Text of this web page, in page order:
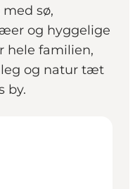
sø,
og hyggelige
hele familien,
leg og natur tæt
by.